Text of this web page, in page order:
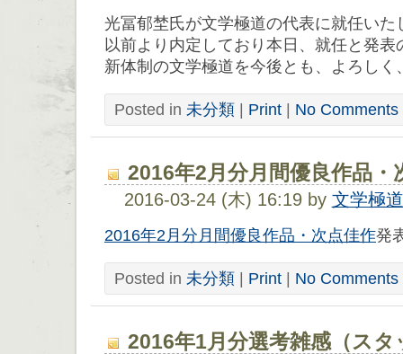
光冨郁埜氏が文学極道の代表に就任いた
以前より内定しており本日、就任と発
新体制の文学極道を今後とも、よろしく
Posted in 未分類 | Print | No Comments
2016年2月分月間優良作品・
2016-03-24 (木) 16:19 by 文学極
2016年2月分月間優良作品・次点佳作発
Posted in 未分類 | Print | No Comments
2016年1月分選考雑感（スタ